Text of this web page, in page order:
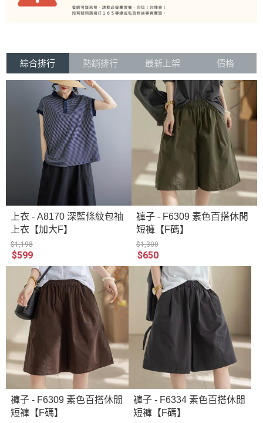
綜合排行 熱銷排行 最新上架 價格
上衣 - A8170 深藍條紋包袖
上衣【加大F】
$1,198
$599
褲子 - F6309 素色百搭休閒
短褲【F碼】
$1,300
$650
褲子 - F6309 素色百搭休閒
短褲【F碼】
褲子 - F6334 素色百搭休閒
短褲【F碼】